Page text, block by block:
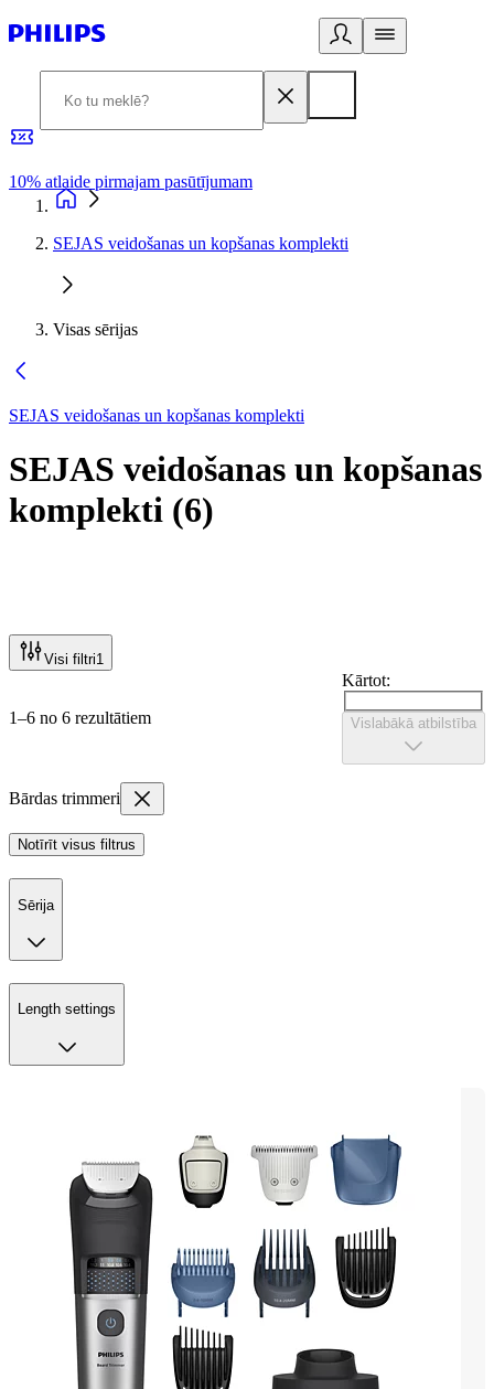
10% atlaide pirmajam pasūtījumam
SEJAS veidošanas un kopšanas komplekti
Visas sērijas
SEJAS veidošanas un kopšanas komplekti
SEJAS veidošanas un kopšanas
komplekti (6)
Visi filtri1
1–6 no 6 rezultātiem
Kārtot:
Vislabākā atbilstība
Bārdas trimmeri
Notīrīt visus filtrus
Sērija
Length settings